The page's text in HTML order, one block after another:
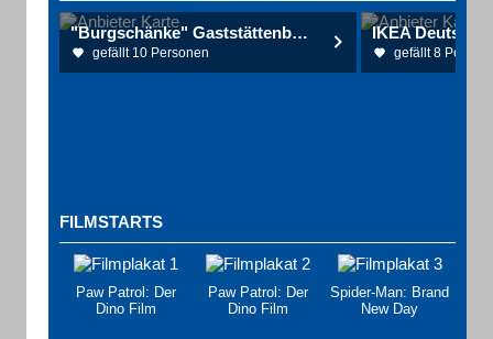
"Burgschänke" Gaststättenbetriebs-GmbH
gefällt 10 Personen gefällt 8
FILMSTARTS
Paw Patrol: Der
Dino Film
Paw Patrol: Der
Dino Film
Spider-Man: Brand
New Day